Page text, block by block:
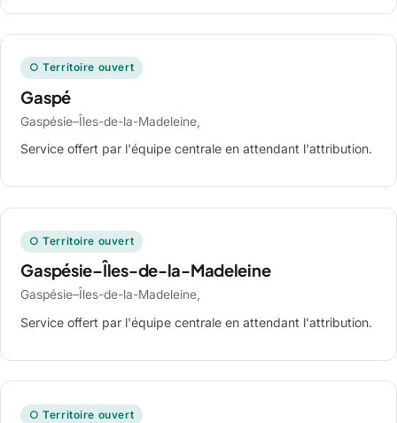
○ Territoire ouvert
Gaspé
Gaspésie–Îles-de-la-Madeleine,
Service offert par l'équipe centrale en attendant l'attribution.
○ Territoire ouvert
Gaspésie–Îles-de-la-Madeleine
Gaspésie–Îles-de-la-Madeleine,
Service offert par l'équipe centrale en attendant l'attribution.
○ Territoire ouvert